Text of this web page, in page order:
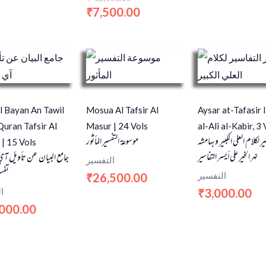
₹7,500.00
Bayan An Tawil
Tafsir Al
| 15 Vols
جامع البيان عن تأويل
Mosua Al Tafsir Al
Masur | 24 Vols
موسوعة التفسير المأثور
التفسير
₹26,500.00
Aysar at-Tafasir
al-Ali al-Kabir, 3
لكلام العلي الكبير وبهامشه
نهر الخير على أيسر التفاسير
التفسير
₹3,000.00